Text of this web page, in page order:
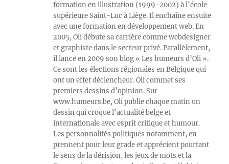
formation en illustration (1999-2002) à l’école
supérieure Saint-Luc à Liège. Il enchaîne ensuite
avec une formation en développement web. En
2005, Oli débute sa carrière comme webdesigner
et graphiste dans le secteur privé. Parallèlement,
il lance en 2009 son blog « Les humeurs d’Oli ».
Ce sont les élections régionales en Belgique qui
ont un effet déclencheur. Oli commet ses
premiers dessins d’opinion. Sur
www.humeurs.be, Oli publie chaque matin un
dessin qui croque l’actualité belge et
internationale avec esprit critique et humour.
Les personnalités politiques notamment, en
prennent pour leur grade et apprécient pourtant
le sens de la dérision, les jeux de mots et la